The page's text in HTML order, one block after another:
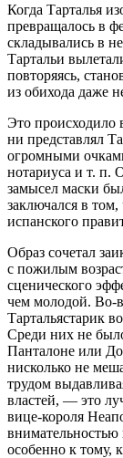
Когда Тарталья
превращалось в
складывались в
Тартальи
повторяясь,
из обихода даже
Это происходило
ни представлял
огромными
нотариуса и т. п.
замысел маски
заключался в
испанского
Образ сочетал
с пожилым
сценического
чем молодой. Во-
Тартальястарик
Среди них не
Панталоне или
нисколько не
трудом
властей, — это
вице-короля
внимательностью
особенно к тому,